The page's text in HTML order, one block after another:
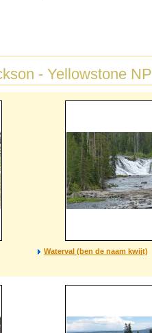
- Yellowstone NP
Waterval (ben de naam kwijt)